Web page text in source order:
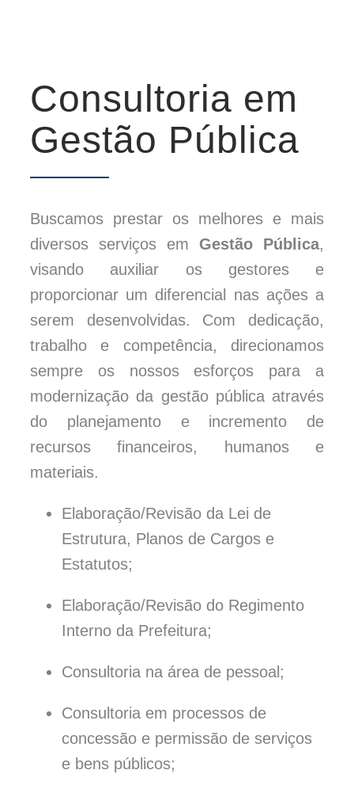
Consultoria em
Gestão Pública
Buscamos prestar os melhores e mais
diversos serviços em Gestão Pública,
visando auxiliar os gestores e
proporcionar um diferencial nas ações a
serem desenvolvidas. Com dedicação,
trabalho e competência, direcionamos
sempre os nossos esforços para a
modernização da gestão pública através
do planejamento e incremento de
recursos financeiros, humanos e
materiais.
Elaboração/Revisão da Lei de
Estrutura, Planos de Cargos e
Estatutos;
Elaboração/Revisão do Regimento
Interno da Prefeitura;
Consultoria na área de pessoal;
Consultoria em processos de
concessão e permissão de serviços
e bens públicos;